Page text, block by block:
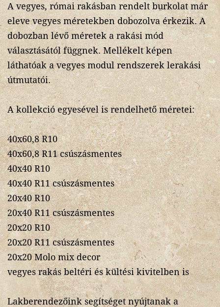
A vegyes, római rakásban rendelt burkolat már
eleve vegyes méretekben dobozolva érkezik. A
dobozban lévő méretek a rakási mód
választásától függnek. Mellékelt képen
láthatóak a vegyes modul rendszerek lerakási
útmutatói.
A kollekció egyesével is rendelhető méretei:
40x60,8 R10
40x60,8 R11 csúszásmentes
40x40 R10
40x40 R11 csúszásmentes
20x40 R10
20x40 R11 csúszásmentes
20x20 R10
20x20 R11 csúszásmentes
20x20 Molo mix decor
vegyes rakás beltéri és kültési kivitelben is
Lakberendezőink segítséget nyújtanak a